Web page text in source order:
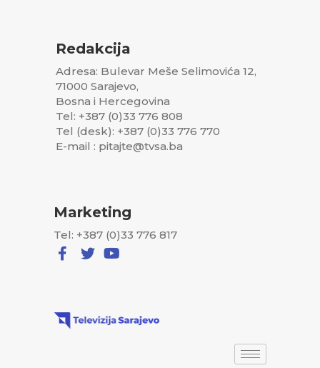
Redakcija
Adresa: Bulevar Meše Selimovića 12,
71000 Sarajevo,
Bosna i Hercegovina
Tel: +387 (0)33 776 808
Tel (desk): +387 (0)33 776 770
E-mail : pitajte@tvsa.ba
Marketing
Tel: +387 (0)33 776 817